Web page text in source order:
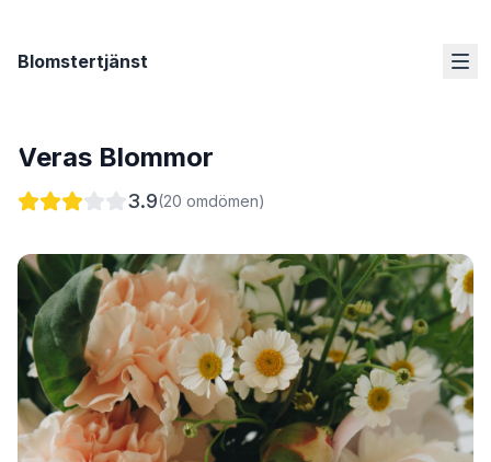
Blomstertjänst
Veras Blommor
3.9(20 omdömen)